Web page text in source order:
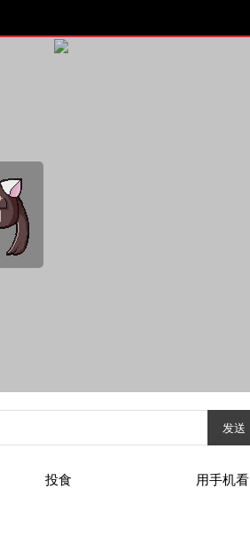
发送
投食 用手机看